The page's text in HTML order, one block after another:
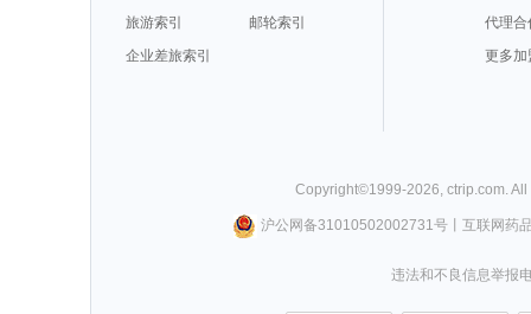
旅游索引
邮轮索引
企业差旅索引
代理合
更多加
Copyright©1999-2026, ctrip.com.
沪公网备31010502002731号丨 互联网药
违法和不良信息举报